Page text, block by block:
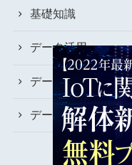
基礎知識
データ活用
データ収集
データ可視化